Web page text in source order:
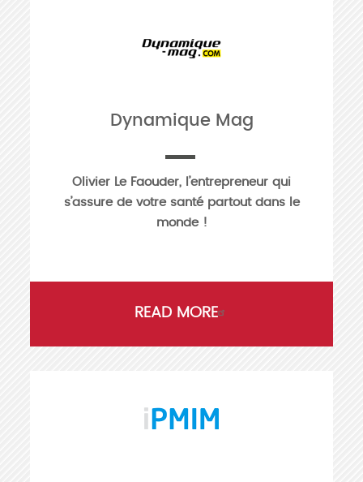
Dynamique Mag
Olivier Le Faouder, l’entrepreneur qui
s’assure de votre santé partout dans le
monde !
READ MORE